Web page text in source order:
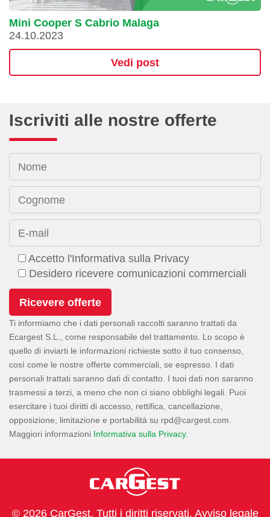
Mini Cooper S Cabrio Malaga
24.10.2023
Vedi post
Iscriviti alle nostre offerte
Nome
Cognome
E-mail
Accetto l'Informativa sulla Privacy
Desidero ricevere comunicazioni commerciali
Ti informiamo che i dati personali raccolti saranno trattati da
Ecargest S.L., come responsabile del trattamento. Lo scopo è
quello di inviarti le informazioni richieste sotto il tuo consenso,
così come le nostre offerte commerciali, se espresso. I dati
personali trattati saranno dati di contatto. I tuoi dati non saranno
trasmessi a terzi, a meno che non ci siano obblighi legali. Puoi
esercitare i tuoi diritti di accesso, rettifica, cancellazione,
opposizione, limitazione e portabilità su
Maggiori informazioni Informativa sulla Privacy.
© 2026 CarGest. Tutti i diritti riservati. Avviso legale